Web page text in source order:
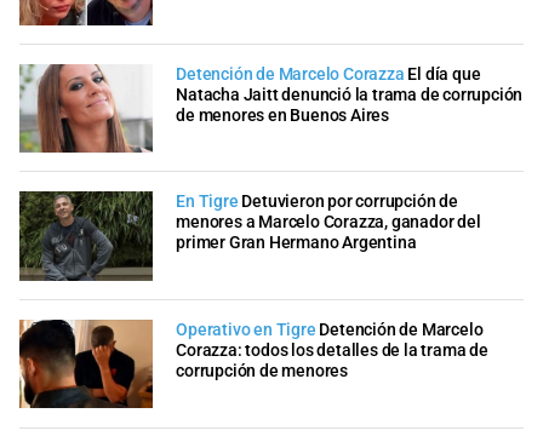
Detención de Marcelo Corazza El día que
Natacha Jaitt denunció la trama de corrupción
de menores en Buenos Aires
En Tigre Detuvieron por corrupción de
menores a Marcelo Corazza, ganador del
primer Gran Hermano Argentina
Operativo en Tigre Detención de Marcelo
Corazza: todos los detalles de la trama de
corrupción de menores